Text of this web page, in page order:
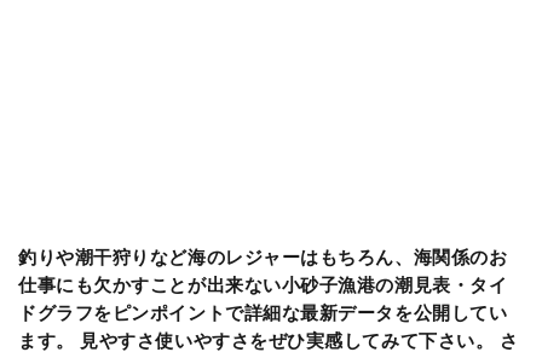
釣りや潮干狩りなど海のレジャーはもちろん、海関係のお
仕事にも欠かすことが出来ない小砂子漁港の潮見表・タイ
ドグラフをピンポイントで詳細な最新データを公開してい
ます。 見やすさ使いやすさをぜひ実感してみて下さい。 さ